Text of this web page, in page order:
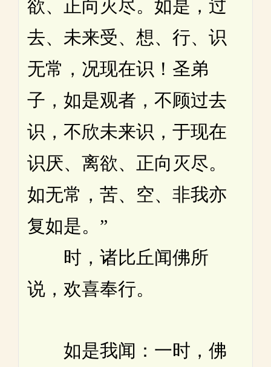
欲、正向灭尽。如是，过
去、未来受、想、行、识
无常，况现在识！圣弟
子，如是观者，不顾过去
识，不欣未来识，于现在
识厌、离欲、正向灭尽。
如无常，苦、空、非我亦
复如是。”
时，诸比丘闻佛所
说，欢喜奉行。
如是我闻：一时，佛